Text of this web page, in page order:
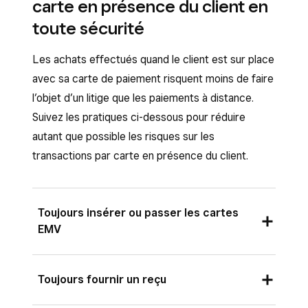
exemple, « Taxi - Austin, TX »).
pour les ajouter au reçu.
avez plus de chances d’éviter un litige ou d’y
trouver une issue favorable si vous pouvez
expliquant clairement les
conditions. Découvrez comment
vos reçus
de confirmation, afin qu’il sache à quoi
s’attendre.
vente, il peut vous contacter directement à
l’aide de son reçu électronique. Vous pourrez
ou résoudre le problème sans avoir recours au
processus de litige.
carte en présence du client en
toute sécurité
Les achats effectués quand le client est sur place
avec sa carte de paiement risquent moins de faire
l’objet d’un litige que les paiements à distance.
Suivez les pratiques ci-dessous pour réduire
autant que possible les risques sur les
transactions par carte en présence du client.
Toujours insérer ou passer les cartes
EMV
Les cartes EMV (à puce) sont plus sûres que
Toujours fournir un reçu